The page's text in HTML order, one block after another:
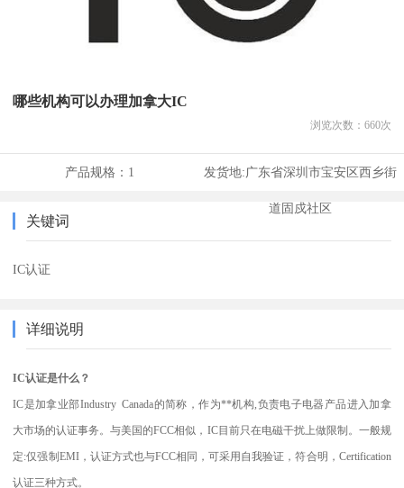
哪些机构可以办理加拿大IC
浏览次数： 660次
产品规格： 1 发货地:广东省深圳市宝安区西乡街
道固戍社区
关键词
IC认证
详细说明
IC认证是什么？
IC是加拿业部Industry Canada的简称，作为**机构,负责电子电器产品进入加拿
大市场的认证事务。与美国的FCC相似，IC目前只在电磁干扰上做限制。一般规
定:仅强制EMI，认证方式也与FCC相同，可采用自我验证，符合明，Certification
认证三种方式。